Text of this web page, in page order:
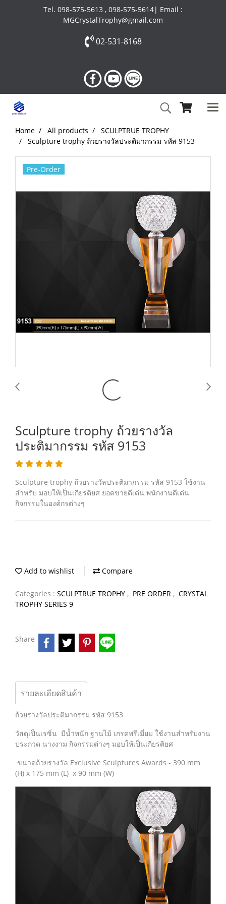
Tel. 098-575-5613 , 098-575-5614| Email :
MGCrystalTrophy@gmail.com
02-531-8168
Home All products
SCULPTRUE TROPHY
Sculpture trophy ถ้วยรางวัลประติมากรรม รหัส 9153
Pre-Order
Sculpture trophy ถ้วยรางวัล
ประติมากรรม รหัส 9153
Sculpture trophy ถ้วยรางวัลประติมากรรม รหัส 9153 ใช้งาน
สำหรับ มอบให้เป็นเกียรติยศ ยอดขายดีเด่น พนักงานดีเด่น
กิจกรรมในองค์กรต่างๆ
Add to wishlist Compare
Categories : SCULPTRUE TROPHY , PRE ORDER , CRYSTAL
TROPHY SERIES 9
Share
รายละเอียดสินค้า
ถ้วยรางวัลประติมากรรม รหัส 9153
วัสดุเป็นเรซิ่น มีน้ำหนัก ฐานไม้ เกรดพรีเมี่ยม ใช้งานสำหรับงาน
ประกวด นางงาม กิจกรรมต่างๆ มอบให้เป็นเกียรติยศ
ขนาดถ้วยรางวัล Exclusive Sculptures Awards - 390 mm
(H) x 175 mm (L) x 90 mm (W)